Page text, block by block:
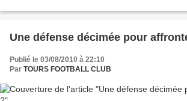
Une défense décimée pour
Publié le 03/08/2010 à 22:10
Par TOURS FOOTBALL CLUB